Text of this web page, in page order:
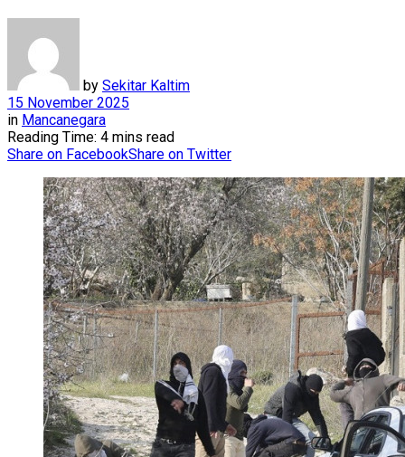
by Sekitar Kaltim
15 November 2025
in Mancanegara
Reading Time: 4 mins read
Share on FacebookShare on Twitter